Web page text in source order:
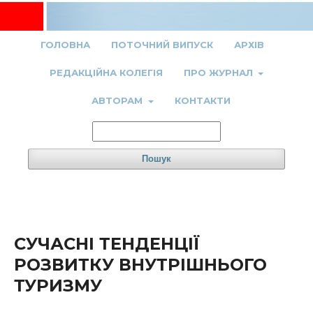
ГОЛОВНА ПОТОЧНИЙ ВИПУСК АРХІВ
РЕДАКЦІЙНА КОЛЕГІЯ ПРО ЖУРНАЛ
АВТОРАМ КОНТАКТИ
Пошук
СУЧАСНІ ТЕНДЕНЦІЇ
РОЗВИТКУ ВНУТРІШНЬОГО
ТУРИЗМУ